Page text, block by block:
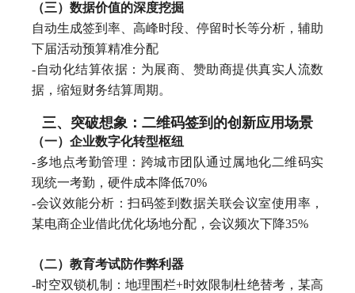
（三）数据价值的深度挖掘
自动生成签到率、高峰时段、停留时长等分析，辅助
下届活动预算精准分配
-自动化结算依据：为展商、赞助商提供真实人流数
据，缩短财务结算周期。
三、突破想象：二维码签到的创新应用场景
（一）企业数字化转型枢纽
-多地点考勤管理：跨城市团队通过属地化二维码实
现统一考勤，硬件成本降低70%
-会议效能分析：扫码签到数据关联会议室使用率，
某电商企业借此优化场地分配，会议频次下降35%
（二）教育考试防作弊利器
-时空双锁机制：地理围栏+时效限制杜绝替考，某高